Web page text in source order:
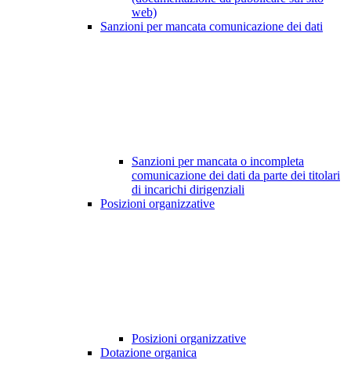
web)
Sanzioni per mancata comunicazione dei dati
Sanzioni per mancata o incompleta
comunicazione dei dati da parte dei titolari
di incarichi dirigenziali
Posizioni organizzative
Posizioni organizzative
Dotazione organica